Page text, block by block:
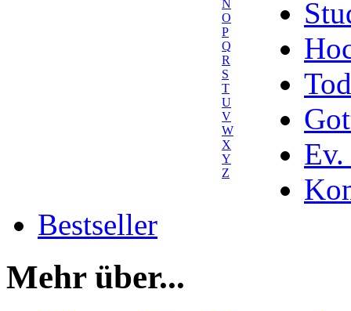
N
O
P
Q
R
S
T
U
V
W
X
Y
Z
Ev.
Bestseller
Mehr über...